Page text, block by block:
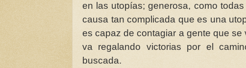
en las utopías; generosa, como
causa tan complicada que es una
es capaz de contagiar a gente que
va regalando victorias por el
buscada.